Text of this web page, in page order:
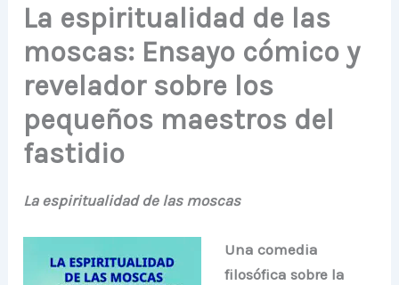
La espiritualidad de las
moscas: Ensayo cómico y
revelador sobre los
pequeños maestros del
fastidio
La espiritualidad de las moscas
Una comedia
filosófica sobre la